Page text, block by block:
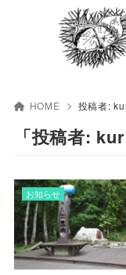
HOME 投稿者:
「投稿者:
お知らせ